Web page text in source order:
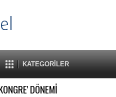
KATEGORİLER
DÖNEMİ